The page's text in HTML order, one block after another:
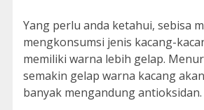
Yang perlu anda ketahui, sebisa
mengkonsumsi jenis kacang-
memiliki warna lebih gelap.
semakin gelap warna kacang
banyak mengandung antioksidan.